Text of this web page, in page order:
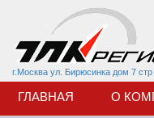
г.Москва ул. Бирюсинка дом 7 стр
ГЛАВНАЯ О